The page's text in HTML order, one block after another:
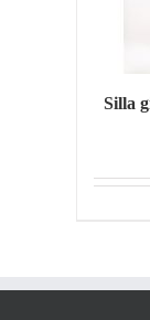
Silla